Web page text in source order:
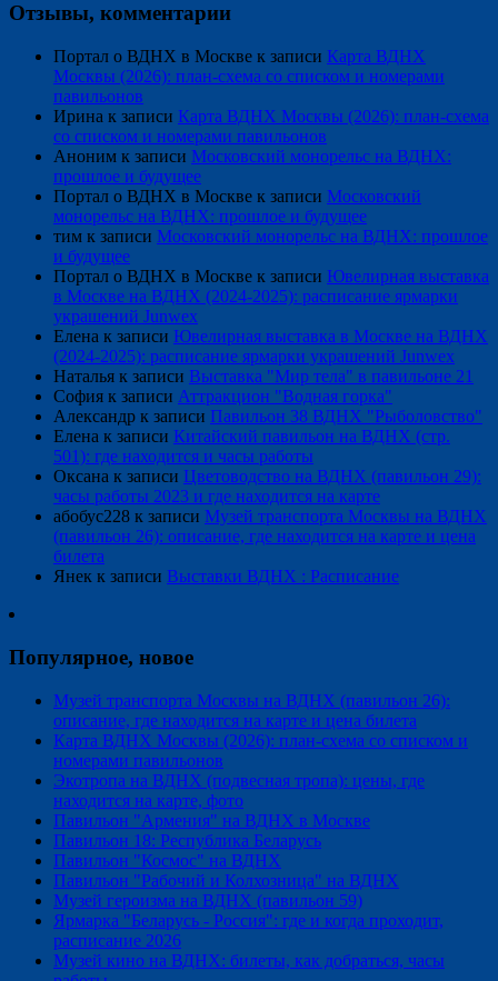
Отзывы, комментарии
Портал о ВДНХ в Москве к записи Карта ВДНХ
Москвы (2026): план-схема со списком и номерами
павильонов
Ирина к записи Карта ВДНХ Москвы (2026): план-схема
со списком и номерами павильонов
Аноним к записи Московский монорельс на ВДНХ:
прошлое и будущее
Портал о ВДНХ в Москве к записи Московский
монорельс на ВДНХ: прошлое и будущее
тим к записи Московский монорельс на ВДНХ: прошлое
и будущее
Портал о ВДНХ в Москве к записи Ювелирная выставка
в Москве на ВДНХ (2024-2025): расписание ярмарки
украшений Junwex
Елена к записи Ювелирная выставка в Москве на ВДНХ
(2024-2025): расписание ярмарки украшений Junwex
Наталья к записи Выставка "Мир тела" в павильоне 21
София к записи Аттракцион "Водная горка"
Александр к записи Павильон 38 ВДНХ "Рыболовство"
Елена к записи Китайский павильон на ВДНХ (стр.
501): где находится и часы работы
Оксана к записи Цветоводство на ВДНХ (павильон 29):
часы работы 2023 и где находится на карте
абобус228 к записи Музей транспорта Москвы на ВДНХ
(павильон 26): описание, где находится на карте и цена
билета
Янек к записи Выставки ВДНХ : Расписание
Популярное, новое
Музей транспорта Москвы на ВДНХ (павильон 26):
описание, где находится на карте и цена билета
Карта ВДНХ Москвы (2026): план-схема со списком и
номерами павильонов
Экотропа на ВДНХ (подвесная тропа): цены, где
находится на карте, фото
Павильон "Армения" на ВДНХ в Москве
Павильон 18: Республика Беларусь
Павильон "Космос" на ВДНХ
Павильон "Рабочий и Колхозница" на ВДНХ
Музей героизма на ВДНХ (павильон 59)
Ярмарка "Беларусь - Россия": где и когда проходит,
расписание 2026
Музей кино на ВДНХ: билеты, как добраться, часы